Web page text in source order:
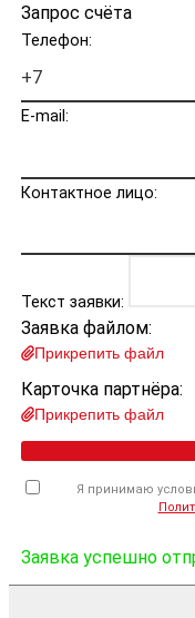
Запрос счёта
Телефон:
E-mail:
Контактное лицо:
Текст заявки:
Заявка файлом:
Прикрепить файл
Карточка партнёра:
Прикрепить файл
Я принимаю
Заявка успешно